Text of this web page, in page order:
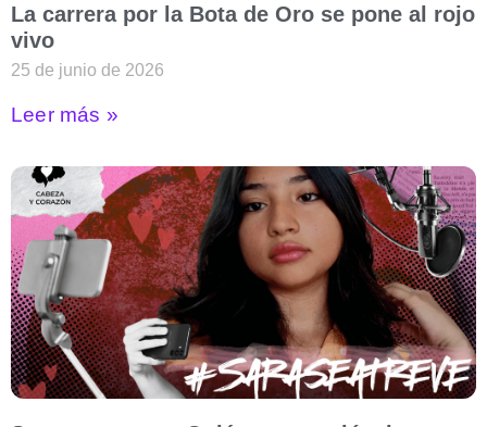
La carrera por la Bota de Oro se pone al rojo
vivo
25 de junio de 2026
Leer más »